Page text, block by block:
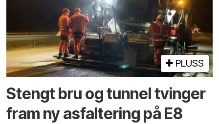
PLUSS
Stengt bru og tunnel tvinger
fram ny asfaltering på E8